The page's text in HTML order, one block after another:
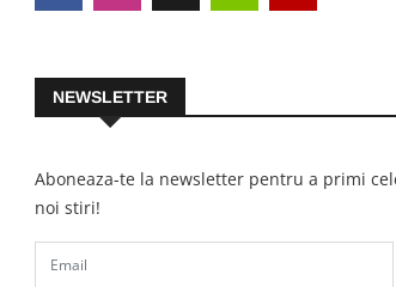
NEWSLETTER
Aboneaza-te la newsletter pentru a primi
noi stiri!